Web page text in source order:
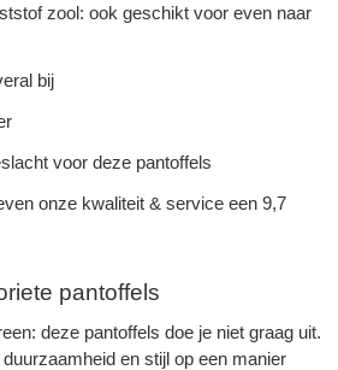
zool: ook geschikt voor even naar
bij
voor deze pantoffels
onze kwaliteit & service een 9,7
pantoffels
deze pantoffels doe je niet graag uit.
en stijl op een manier